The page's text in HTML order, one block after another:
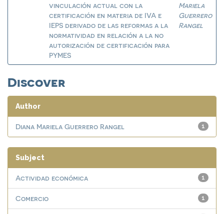
vinculación actual con la
certificación en materia de IVA e
IEPS derivado de las reformas a la
normatividad en relación a la no
autorización de certificación para
PYMES
Mariela
Guerrero
Rangel
Discover
Author
1
Diana Mariela Guerrero Rangel
Subject
1
Actividad económica
1
Comercio